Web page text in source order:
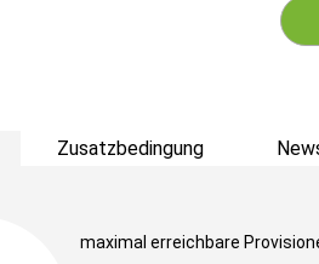
Zusatzbedingung
maximal erreichbare